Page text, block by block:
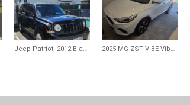
75 Jeep Patriot, 2012 Black 93 2025 MG ZST VIBE Vibe 1.5L Petrol Auto White 판매합니다…